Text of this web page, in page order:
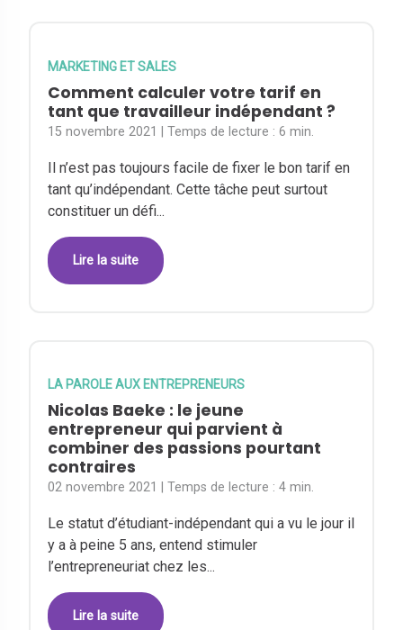
MARKETING ET SALES
Comment calculer votre tarif en
tant que travailleur indépendant ?
15 novembre 2021 | Temps de lecture :6 min.
Il n’est pas toujours facile de fixer le bon tarif en
tant qu’indépendant. Cette tâche peut surtout
constituer un défi...
Lire la suite
LA PAROLE AUX ENTREPRENEURS
Nicolas Baeke : le jeune
entrepreneur qui parvient à
combiner des passions pourtant
contraires
02 novembre 2021 | Temps de lecture :4 min.
Le statut d’étudiant-indépendant qui a vu le jour il
y a à peine 5 ans, entend stimuler
l’entrepreneuriat chez les...
Lire la suite